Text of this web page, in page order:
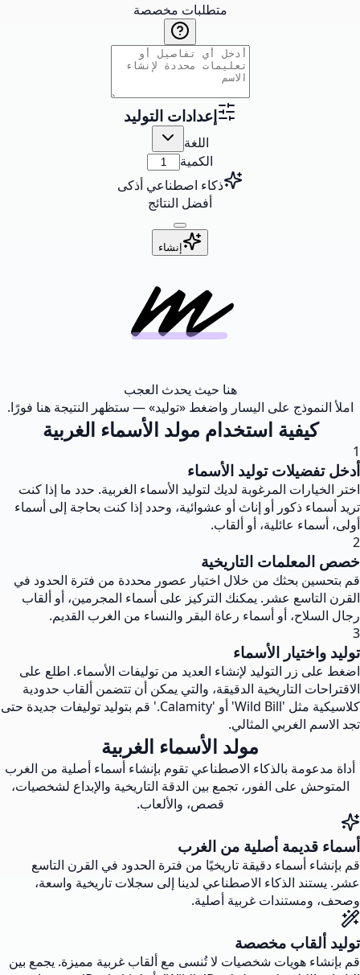
متطلبات مخصصة
إعدادات التوليد
اللغة
الكمية
ذكاء اصطناعي أذكى
أفضل النتائج
إنشاء
هنا حيث يحدث العجب
املأ النموذج على اليسار واضغط «توليد» — ستظهر النتيجة هنا فورًا.
كيفية استخدام مولد الأسماء الغربية
1
أدخل تفضيلات توليد الأسماء
اختر الخيارات المرغوبة لديك لتوليد الأسماء الغربية. حدد ما إذا كنت
تريد أسماء ذكور أو إناث أو عشوائية، وحدد إذا كنت بحاجة إلى أسماء
أولى، أسماء عائلية، أو ألقاب.
2
خصص المعلمات التاريخية
قم بتحسين بحثك من خلال اختيار عصور محددة من فترة الحدود في
القرن التاسع عشر. يمكنك التركيز على أسماء المجرمين، أو ألقاب
رجال السلاح، أو أسماء رعاة البقر والنساء من الغرب القديم.
3
توليد واختيار الأسماء
اضغط على زر التوليد لإنشاء العديد من توليفات الأسماء. اطلع على
الاقتراحات التاريخية الدقيقة، والتي يمكن أن تتضمن ألقاب حدودية
كلاسيكية مثل 'Wild Bill' أو 'Calamity.' قم بتوليد توليفات جديدة حتى
تجد الاسم الغربي المثالي.
مولد الأسماء الغربية
أداة مدعومة بالذكاء الاصطناعي تقوم بإنشاء أسماء أصلية من الغرب
المتوحش على الفور، تجمع بين الدقة التاريخية والإبداع لشخصيات،
قصص، والألعاب.
أسماء قديمة أصلية من الغرب
قم بإنشاء أسماء دقيقة تاريخيًا من فترة الحدود في القرن التاسع
عشر. يستند الذكاء الاصطناعي لدينا إلى سجلات تاريخية واسعة،
وصحف، ومستندات غربية أصلية.
توليد ألقاب مخصصة
قم بإنشاء هويات شخصيات لا تُنسى مع ألقاب غربية مميزة. يجمع بين